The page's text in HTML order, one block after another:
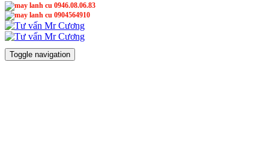
0946.08.06.83
0904564910
Mr Cương
Mr Cương
Toggle navigation